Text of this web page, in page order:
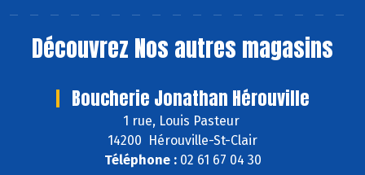
Découvrez Nos autres magasins
Boucherie Jonathan Hérouville
1 rue, Louis Pasteur
14200 Hérouville-St-Clair
Téléphone :02 61 67 04 30